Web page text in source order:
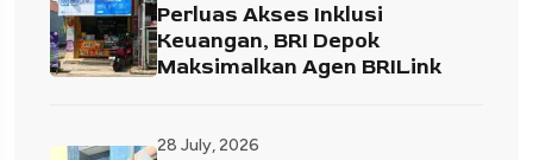
Perluas Akses Inklusi
Keuangan, BRI Depok
Maksimalkan Agen BRILink
28 July, 2026